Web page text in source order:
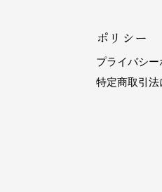
ポリシー
プライバシ
特定商取引